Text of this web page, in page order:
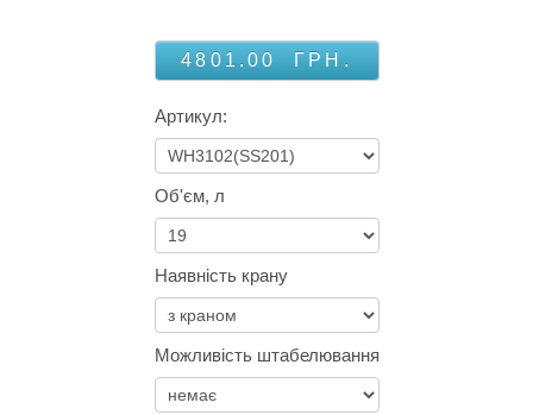
4801.00 ГРН.
Артикул:
Об'єм, л
Наявність крану
Можливість штабелювання